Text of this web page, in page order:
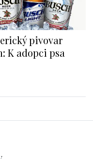
pivovar
K adopci psa